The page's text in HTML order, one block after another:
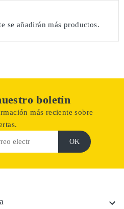
se añadirán más productos.
boletín
más reciente sobre
